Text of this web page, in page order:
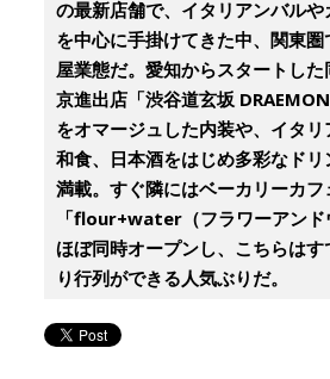
の最新店舗で、イタリアンバル
を中心に手掛けてきた中、関東
屋業態だ。愛知からスタートし
京進出店「渋谷道玄坂
をオマージュした内装や、イタ
和食、日本酒をはじめ多彩なド
満載。すぐ隣にはベーカリーカフ
「flour+water（フラワーアンド
ほぼ同時オープンし、こちらは
り行列ができる人気ぶりだ。